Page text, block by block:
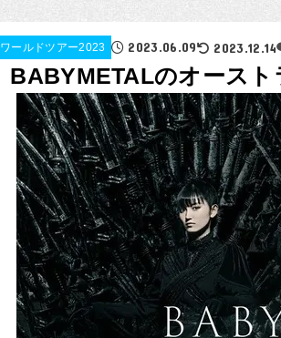
ワールドツアー2023 2023.06.09 2023.12.14
BABYMETALのオース